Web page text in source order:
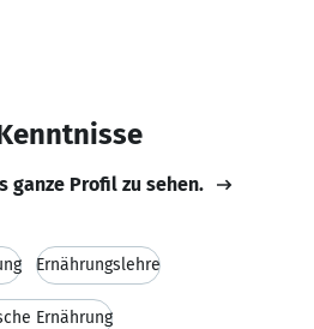
ganze Profil zu sehen.
Ernährungslehre
Ernährung